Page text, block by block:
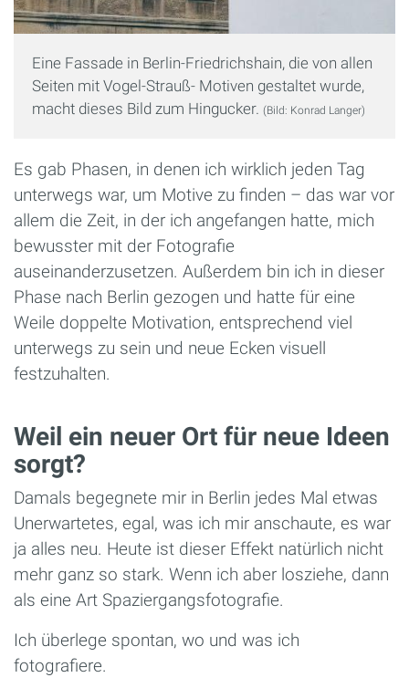
Eine Fassade in Berlin-Friedrichshain, die von allen
Seiten mit Vogel-Strauß- Motiven gestaltet wurde,
macht dieses Bild zum Hingucker. (Bild: Konrad Langer)
Es gab Phasen, in denen ich wirklich jeden Tag
unterwegs war, um Motive zu finden – das war vor
allem die Zeit, in der ich angefangen hatte, mich
bewusster mit der Fotografie
auseinanderzusetzen. Außerdem bin ich in dieser
Phase nach Berlin gezogen und hatte für eine
Weile doppelte Motivation, entsprechend viel
unterwegs zu sein und neue Ecken visuell
festzuhalten.
Weil ein neuer Ort für neue Ideen
sorgt?
Damals begegnete mir in Berlin jedes Mal etwas
Unerwartetes, egal, was ich mir anschaute, es war
ja alles neu. Heute ist dieser Effekt natürlich nicht
mehr ganz so stark. Wenn ich aber losziehe, dann
als eine Art Spaziergangsfotografie.
Ich überlege spontan, wo und was ich
fotografiere.